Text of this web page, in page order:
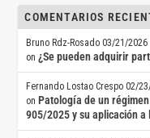
COMENTARIOS
Bruno Rdz-Rosado 03/21/2026
on¿Se pueden adquirir
Fernando Lostao Crespo 02/
on Patología de un
905/2025 y su aplicación